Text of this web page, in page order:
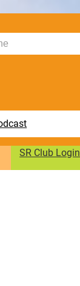
SR Club Login